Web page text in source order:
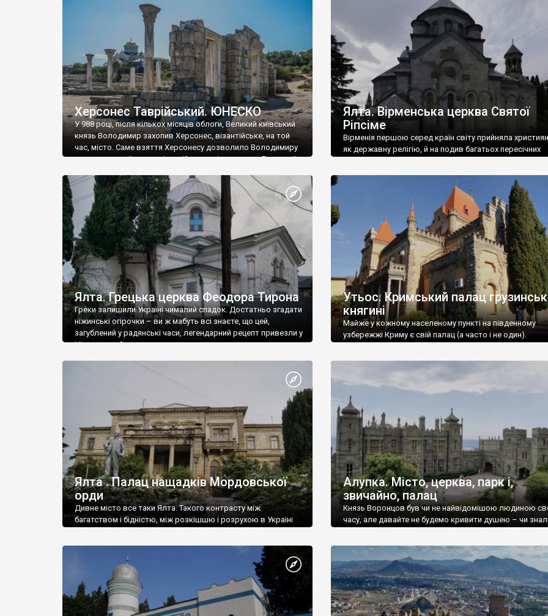
візантійської доби. Раритети викрадені з фондів об’єкту
культурної спадщини ЮНЕСКО «Херсонеса Таврійського».
Офіційно – на виставку «Золото Візантії», але експерти та
влада в Україні вважають це лише […]
називаються «повстяками» (postaki)…” “Вино. Крим
виробляє відмінне вино і його вдосталь: воно все
легке біле і дуже […]
Херсонес Таврійський. ЮНЕСКО
У 988 році, після кількох місяців облоги, Великий київський
князь Володимир захопив Херсонес, візантійське, на той
час, місто. Саме взяття Херсонесу дозволило Володимиру
диктувати свої умови візантійському імператору Василю ІІ,
Херсонесі Володимир-язичник, став Василем-
християнином. А потім було Хрещення Русі. На честь
Херсонесу Таврійського названо місто […]
Ялта. Вірменська церква Святої
Ріпсіме
Вірменія першою серед країн світу прийняла
як державну релігію, й на подив багатьох пересічних
Ялта. Грецька церква Феодора Тирона
Греки залишили Україні чималий спадок. Достатньо згадати
ніжинські огірочки – ви ж мабуть всі знаєте, що цей,
загублений у радянські часи, легендарний рецепт привезли у
Ніжин греки?
Утьос. Кримський палац
княгині
Майже у кожному населеному пункті на південному
узбережжі Криму є свій палац (а часто і не один).
Ялта . Палац нащадків Мордовської
орди
Дивне місто все таки Ялта. Такого контрасту між
багатством і бідністю, між розкішшю і розрухою в Україні
Алупка. Місто, церква, парк і,
звичайно, палац
Князь Воронцов був чи не найвідомішою людиною
часу, але давайте не будемо кривити душею – чи